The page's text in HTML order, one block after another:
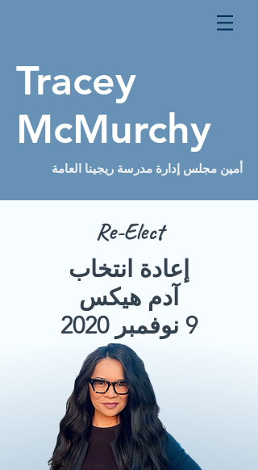
Tracey
McMurchy
أمين مجلس إدارة مدرسة ريجينا العامة
Re-Elect
إعادة انتخاب
آدم هيكس
9 نوفمبر 2020